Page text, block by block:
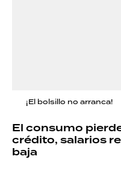
¡El bolsillo no arranca!
El consumo
crédito, salarios
baja